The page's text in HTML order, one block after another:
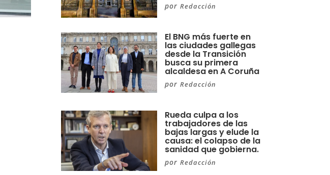
porRedacción
El BNG más fuerte en
las ciudades gallegas
desde la Transición
busca su primera
alcaldesa en A Coruña
porRedacción
Rueda culpa a los
trabajadores de las
bajas largas y elude la
causa: el colapso de la
sanidad que gobierna.
porRedacción